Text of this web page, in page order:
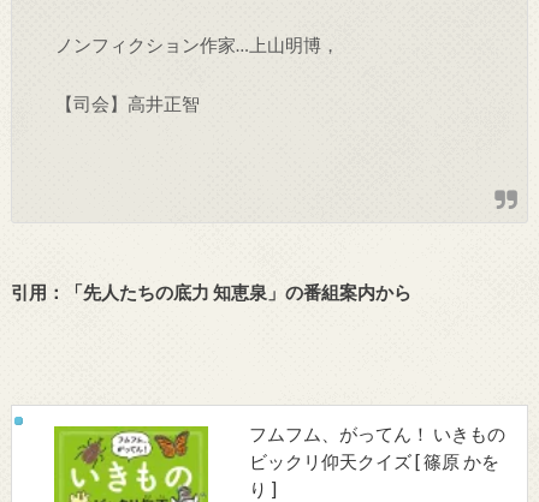
ノンフィクション作家…上山明博，
【司会】高井正智
引用：「先人たちの底力 知恵泉」の番組案内から
フムフム、がってん！ いきもの
ビックリ仰天クイズ [ 篠原 かを
り ]